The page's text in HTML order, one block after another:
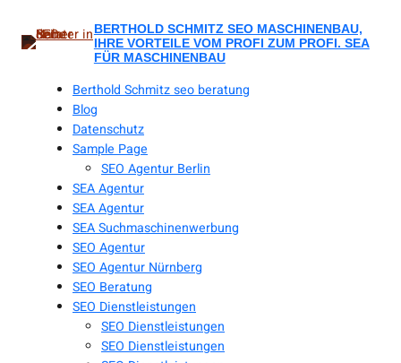
springen
BERTHOLD SCHMITZ SEO MASCHINENBAU,
IHRE VORTEILE VOM PROFI ZUM PROFI. SEA
FÜR MASCHINENBAU
Berthold Schmitz seo beratung
Blog
Datenschutz
Sample Page
SEO Agentur Berlin
SEA Agentur
SEA Agentur
SEA Suchmaschinenwerbung
SEO Agentur
SEO Agentur Nürnberg
SEO Beratung
SEO Dienstleistungen
SEO Dienstleistungen
SEO Dienstleistungen